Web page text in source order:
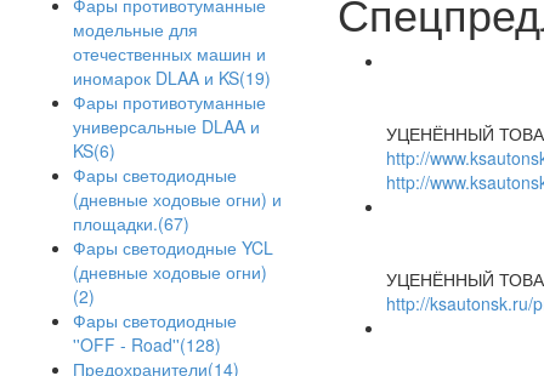
Фары противотуманные
модельные для
отечественных машин и
иномарок DLAA и KS(19)
Фары противотуманные
универсальные DLAA и
KS(6)
Фары светодиодные
(дневные ходовые огни) и
площадки.(67)
Фары светодиодные YCL
(дневные ходовые огни)
(2)
Фары светодиодные
''OFF - Road''(128)
Предохранители(14)
УЦЕНЁННЫЙ
http://
http://
УЦЕНЁННЫЙ
http://ksautonsk.ru/